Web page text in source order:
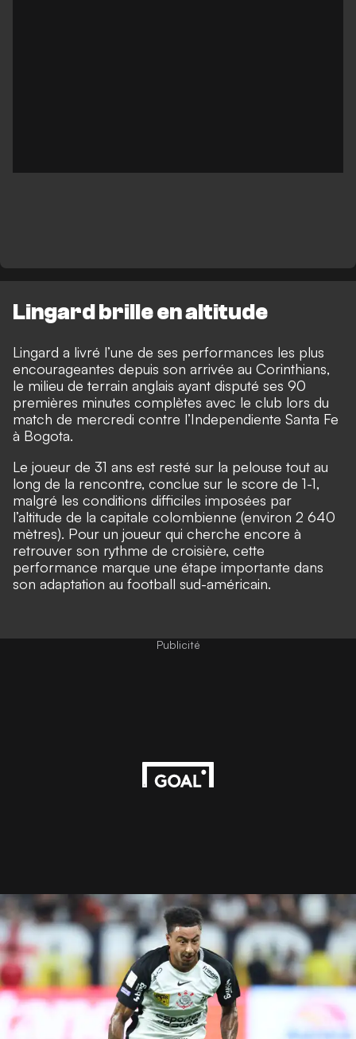
Lingard brille en altitude
Lingard a livré l’une de ses performances les plus
encourageantes depuis son arrivée au Corinthians,
le milieu de terrain anglais ayant disputé ses 90
premières minutes complètes avec le club lors du
match de mercredi contre l’Independiente Santa Fe
à Bogota.
Le joueur de 31 ans est resté sur la pelouse tout au
long de la rencontre, conclue sur le score de 1-1,
malgré les conditions difficiles imposées par
l’altitude de la capitale colombienne (environ 2 640
mètres). Pour un joueur qui cherche encore à
retrouver son rythme de croisière, cette
performance marque une étape importante dans
son adaptation au football sud-américain.
Publicité